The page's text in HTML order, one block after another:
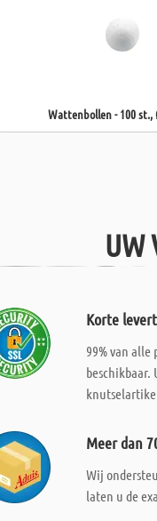
Wattenbollen - 100 st.,
UW
Korte
99% van
beschikbaar.
Meer dan
Wij
laten u de